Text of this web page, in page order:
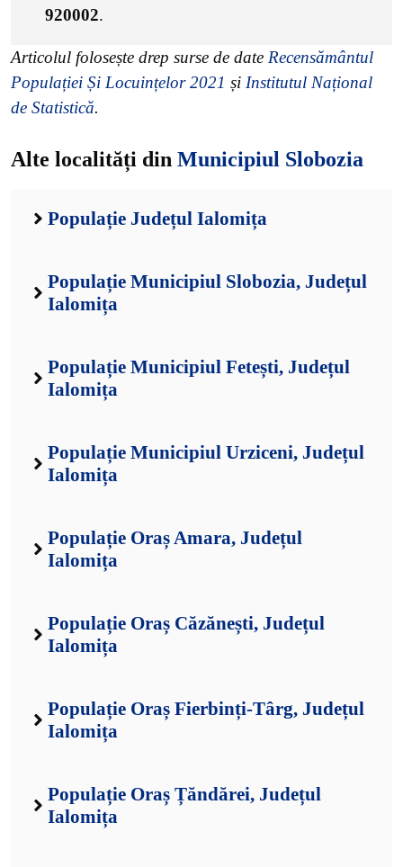
920002.
Articolul folosește drep surse de date Recensământul
Populației Și Locuințelor 2021 și Institutul Național
de Statistică.
Alte localități din Municipiul Slobozia
Populație Județul Ialomița
Populație Municipiul Slobozia, Județul
Ialomița
Populație Municipiul Fetești, Județul
Ialomița
Populație Municipiul Urziceni, Județul
Ialomița
Populație Oraș Amara, Județul
Ialomița
Populație Oraș Căzănești, Județul
Ialomița
Populație Oraș Fierbinți-Târg, Județul
Ialomița
Populație Oraș Țăndărei, Județul
Ialomița